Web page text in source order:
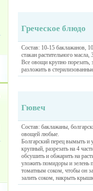
Греческое блюдо
Состав: 10-15 баклажанов,
стакан растительного
Все овощи крупно порезать,
разложить в
Гювеч
Состав: баклажаны,
овощей любые.
Болгарский перец вымыть и
крупный, разрезать на 4
обсушить и обжарить на
уложить помидоры и зелень
томатным соком, чтобы он
залить соком, накрыть